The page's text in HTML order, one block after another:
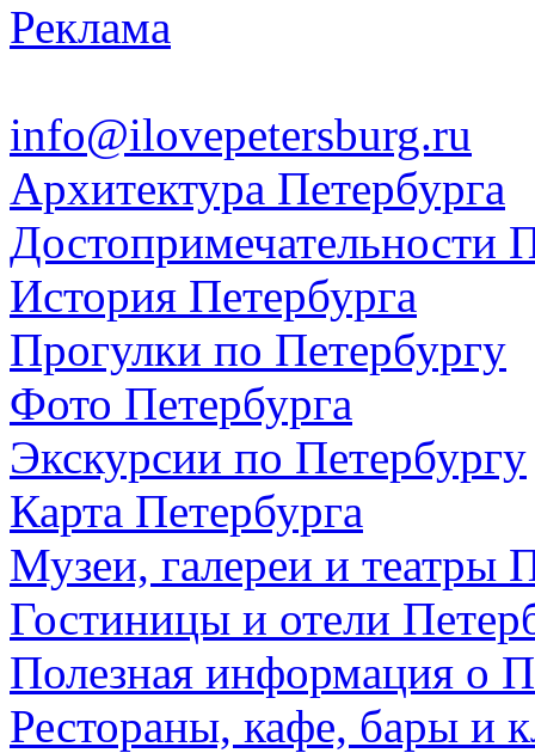
Реклама
info@ilovepetersburg.ru
Архитектура Петербурга
Достопримечательности
История Петербурга
Прогулки по Петербургу
Фото Петербурга
Экскурсии по Петербургу
Карта Петербурга
Музеи, галереи и театры
Гостиницы и отели
Полезная информация о
Рестораны, кафе, бары и